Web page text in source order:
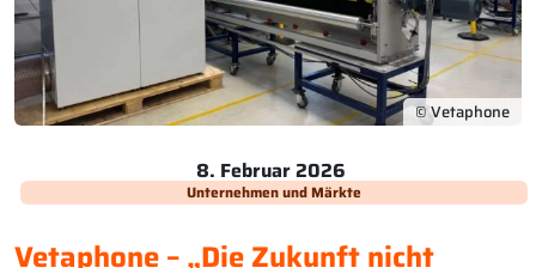
© Vetaphone
8. Februar 2026
Unternehmen und Märkte
Vetaphone – „Die Zukunft nicht